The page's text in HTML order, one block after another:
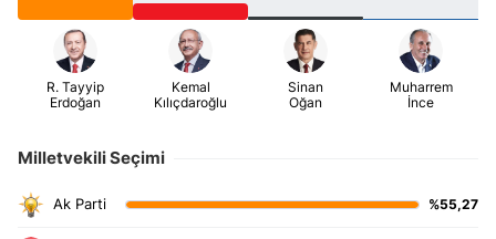
Milletvekili Seçimi
%55,27